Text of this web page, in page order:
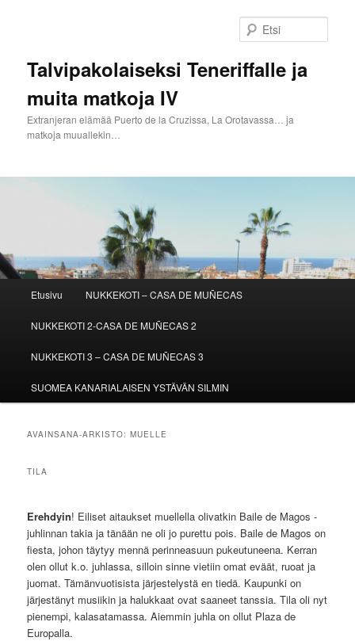
Talvipakolaiseksi Teneriffalle ja
muita matkoja IV
Extranjeran elämää Puerto de la Cruzissa, La Orotavassa… ja
matkoja muuallekin…
Etusivu NUKKEKOTI – CASA DE MUÑECAS
NUKKEKOTI 2-CASA DE MUÑECAS 2
NUKKEKOTI 3 – CASA DE MUÑECAS 3
SUOMEA KANARIALAISEN YSTÄVÄN SILMIN
AVAINSANA-ARKISTO:MUELLE
TILA
Erehdyin! Eiliset aitaukset muellella olivatkin Baile de Magos -
juhlinnan takia ja tänään ne oli jo purettu pois. Baile de Magos on
fiesta, johon täytyy mennä perinneasuun pukeutuneena. Kerran
olen ollut k.o. juhlassa, silloin sinne vietiin omat eväät, ruoat ja
juomat. Tämänvuotisista järjestelystä en tiedä. Kaupunki on
järjestänyt musiikin ja halukkaat ovat saaneet tanssia. Tila oli nyt
pienempi, kalasatamassa. Aiemmin juhla on ollut Plaza de
Europalla.